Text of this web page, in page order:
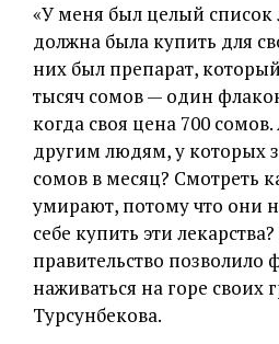
«У меня был целый список
должна была купить для
них был препарат,
тысяч сомов — один
когда своя цена 700 сомов.
другим людям, у которых
сомов в месяц? Смотреть
умирают, потому что они
себе купить эти
правительство
наживаться на горе своих
Турсунбекова.